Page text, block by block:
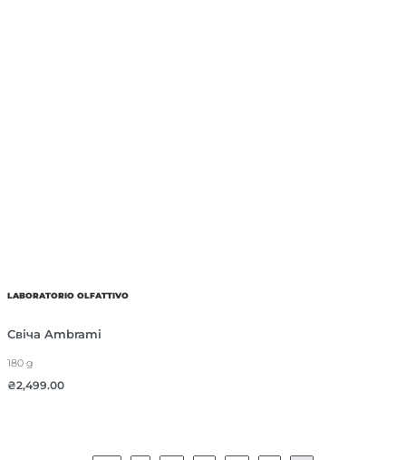
LABORATORIO OLFATTIVO
Свіча Ambrami
180 g
₴2,499.00